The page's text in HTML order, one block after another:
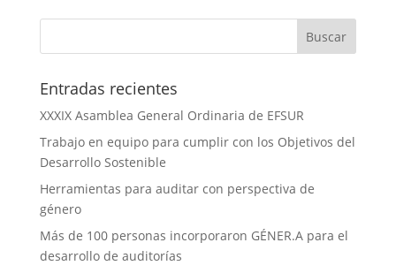
Entradas recientes
XXXIX Asamblea General Ordinaria de EFSUR
Trabajo en equipo para cumplir con los Objetivos del
Desarrollo Sostenible
Herramientas para auditar con perspectiva de
género
Más de 100 personas incorporaron GÉNER.A para el
desarrollo de auditorías